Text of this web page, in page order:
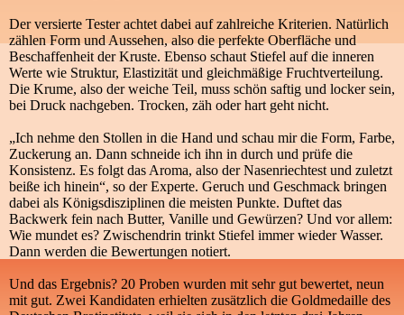
Der versierte Tester achtet dabei auf zahlreiche Kriterien. Natürlich
zählen Form und Aussehen, also die perfekte Oberfläche und
Beschaffenheit der Kruste. Ebenso schaut Stiefel auf die inneren
Werte wie Struktur, Elastizität und gleichmäßige Fruchtverteilung.
Die Krume, also der weiche Teil, muss schön saftig und locker sein,
bei Druck nachgeben. Trocken, zäh oder hart geht nicht.
„Ich nehme den Stollen in die Hand und schau mir die Form, Farbe,
Zuckerung an. Dann schneide ich ihn in durch und prüfe die
Konsistenz. Es folgt das Aroma, also der Nasenriechtest und zuletzt
beiße ich hinein“, so der Experte. Geruch und Geschmack bringen
dabei als Königsdisziplinen die meisten Punkte. Duftet das
Backwerk fein nach Butter, Vanille und Gewürzen? Und vor allem:
Wie mundet es? Zwischendrin trinkt Stiefel immer wieder Wasser.
Dann werden die Bewertungen notiert.
Und das Ergebnis? 20 Proben wurden mit sehr gut bewertet, neun
mit gut. Zwei Kandidaten erhielten zusätzlich die Goldmedaille des